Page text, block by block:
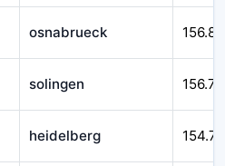
osnabrueck
solingen
heidelberg